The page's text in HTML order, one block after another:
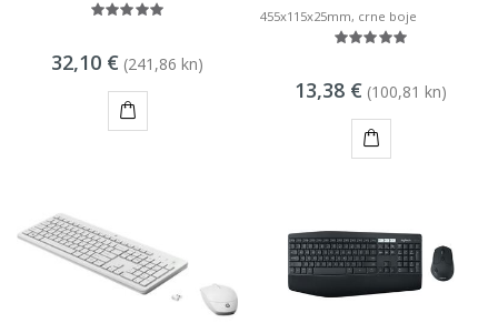
32,10 € (241,86 kn)
455x115x25mm, crne boje
13,38 € (100,81 kn)